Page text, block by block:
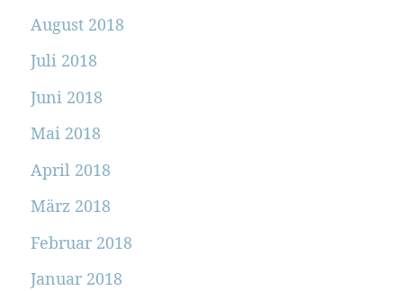
August 2018
Juli 2018
Juni 2018
Mai 2018
April 2018
März 2018
Februar 2018
Januar 2018